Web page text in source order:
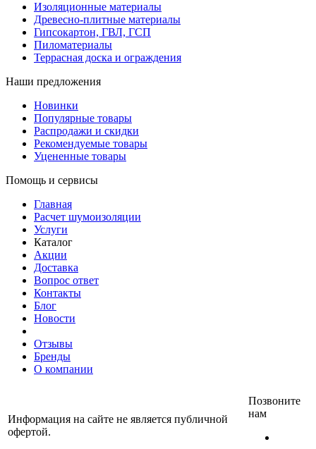
Изоляционные материалы
Древесно-плитные материалы
Гипсокартон, ГВЛ, ГСП
Пиломатериалы
Террасная доска и ограждения
Наши предложения
Новинки
Популярные товары
Распродажи и скидки
Рекомендуемые товары
Уцененные товары
Помощь и сервисы
Главная
Расчет шумоизоляции
Услуги
Каталог
Акции
Доставка
Вопрос ответ
Контакты
Блог
Новости
Отзывы
Бренды
О компании
Информация на сайте не является публичной
офертой.
Позвоните
нам